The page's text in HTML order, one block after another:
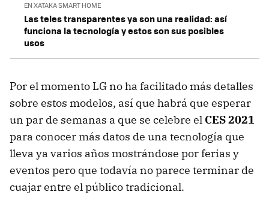
EN XATAKA SMART HOME
Las teles transparentes ya son una realidad: así
funciona la tecnología y estos son sus posibles
usos
Por el momento LG no ha facilitado más detalles
sobre estos modelos, así que habrá que esperar
un par de semanas a que se celebre el CES 2021
para conocer más datos de una tecnología que
lleva ya varios años mostrándose por ferias y
eventos pero que todavía no parece terminar de
cuajar entre el público tradicional.